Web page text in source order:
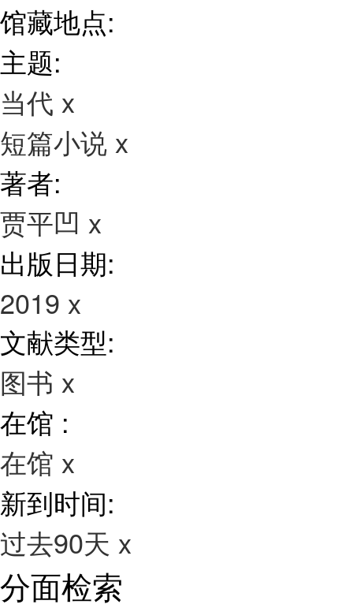
馆藏地点:
主题:
当代 x
短篇小说 x
著者:
贾平凹 x
出版日期:
2019 x
文献类型:
图书 x
在馆 :
在馆 x
新到时间:
过去90天 x
分面检索